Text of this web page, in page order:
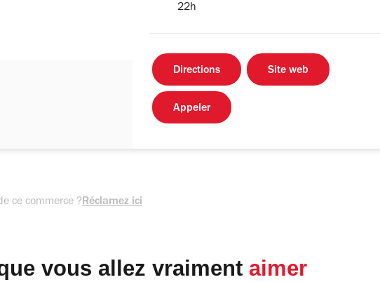
22h
Directions Site web
Appeler
ce commerce ?Réclamez ici
vous allez vraiment aimer